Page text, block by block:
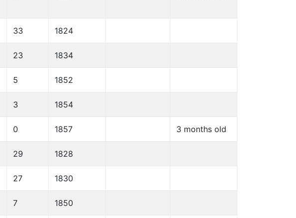
33 1824
23 1834
5 1852
3 1854
0 1857 3 months old
29 1828
27 1830
7 1850